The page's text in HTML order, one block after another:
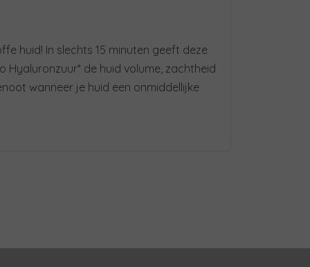
huid! In slechts 15 minuten geeft deze
de huid volume, zachtheid
wanneer je huid een onmiddellijke